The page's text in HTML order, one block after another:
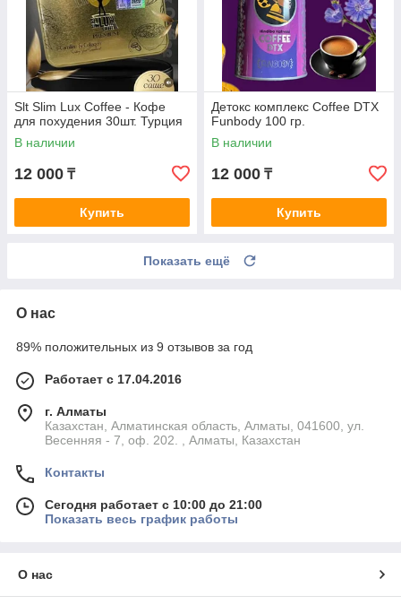
Slt Slim Lux Coffee - Кофе
для похудения 30шт. Турция
В наличии
12 000 ₸
Купить
Детокс комплекс Coffee DTX
Funbody 100 гр.
В наличии
12 000 ₸
Купить
Показать ещё
О нас
89% положительных из 9 отзывов за год
Работает с 17.04.2016
г. Алматы
Казахстан, Алматинская область, Алматы, 041600, ул.
Весенняя - 7, оф. 202. , Алматы, Казахстан
Контакты
Сегодня работает с 10:00 до 21:00
Показать весь график работы
О нас